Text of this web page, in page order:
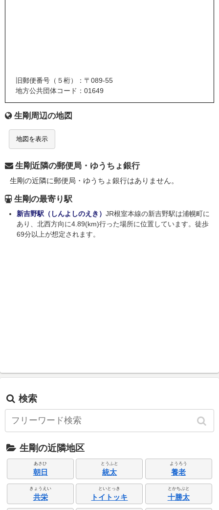
旧郵便番号（５桁）：〒089-55
地方公共団体コード：01649
生剛周辺の地図
地図を表示
生剛近隣の郵便局・ゆうちょ銀行
生剛の近隣に郵便局・ゆうちょ銀行はありません。
生剛の最寄り駅
新吉野駅（しんよしのえき） JR根室本線の新吉野駅は浦幌町に
あり、北西方向に4.89(km)行った場所に位置しています。徒歩
69分以上が想定されます。
検索
生剛の近隣地区
あさひ
朝日
とうふと
統太
ようろう
養老
きょうえい
共栄
といとっき
トイトッキ
とかちぶと
十勝太